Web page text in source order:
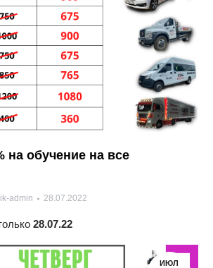
на обучение на все
admin 28.07.2022
28.07.22
ИЮЛ